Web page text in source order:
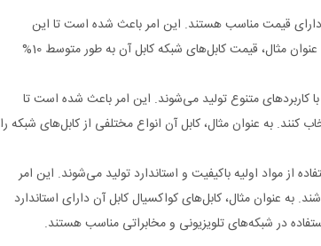
دارای قیمت مناسب هستند. این امر باعث شده است تا این
کابل‌ها برای طیف وسیعی از مشتریان قابل دسترس باشند. به عنوان مثال، قیمت کابل‌های شبکه کابل آن به طور متوسط 10%
کاربردهای متنوع تولید می‌شوند. این امر باعث شده است تا
کنند. به عنوان مثال، کابل آن انواع مختلفی از کابل‌های شبکه را
از مواد اولیه باکیفیت و استاندارد تولید می‌شوند. این امر
به عنوان مثال، کابل‌های کواکسیال کابل آن دارای استاندارد